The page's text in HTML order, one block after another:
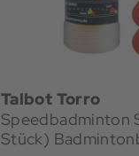
Talbot Torro
Speedbadminton
Stück)